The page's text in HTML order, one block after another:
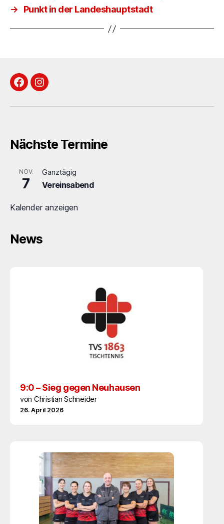
→
Punkt in der Landeshauptstadt
FacebookInstagram
Nächste Termine
NOV.
7
Ganztägig
Vereinsabend
Kalender anzeigen
News
9:0 – Sieg gegen Neuhausen
von Christian Schneider
26. April 2026